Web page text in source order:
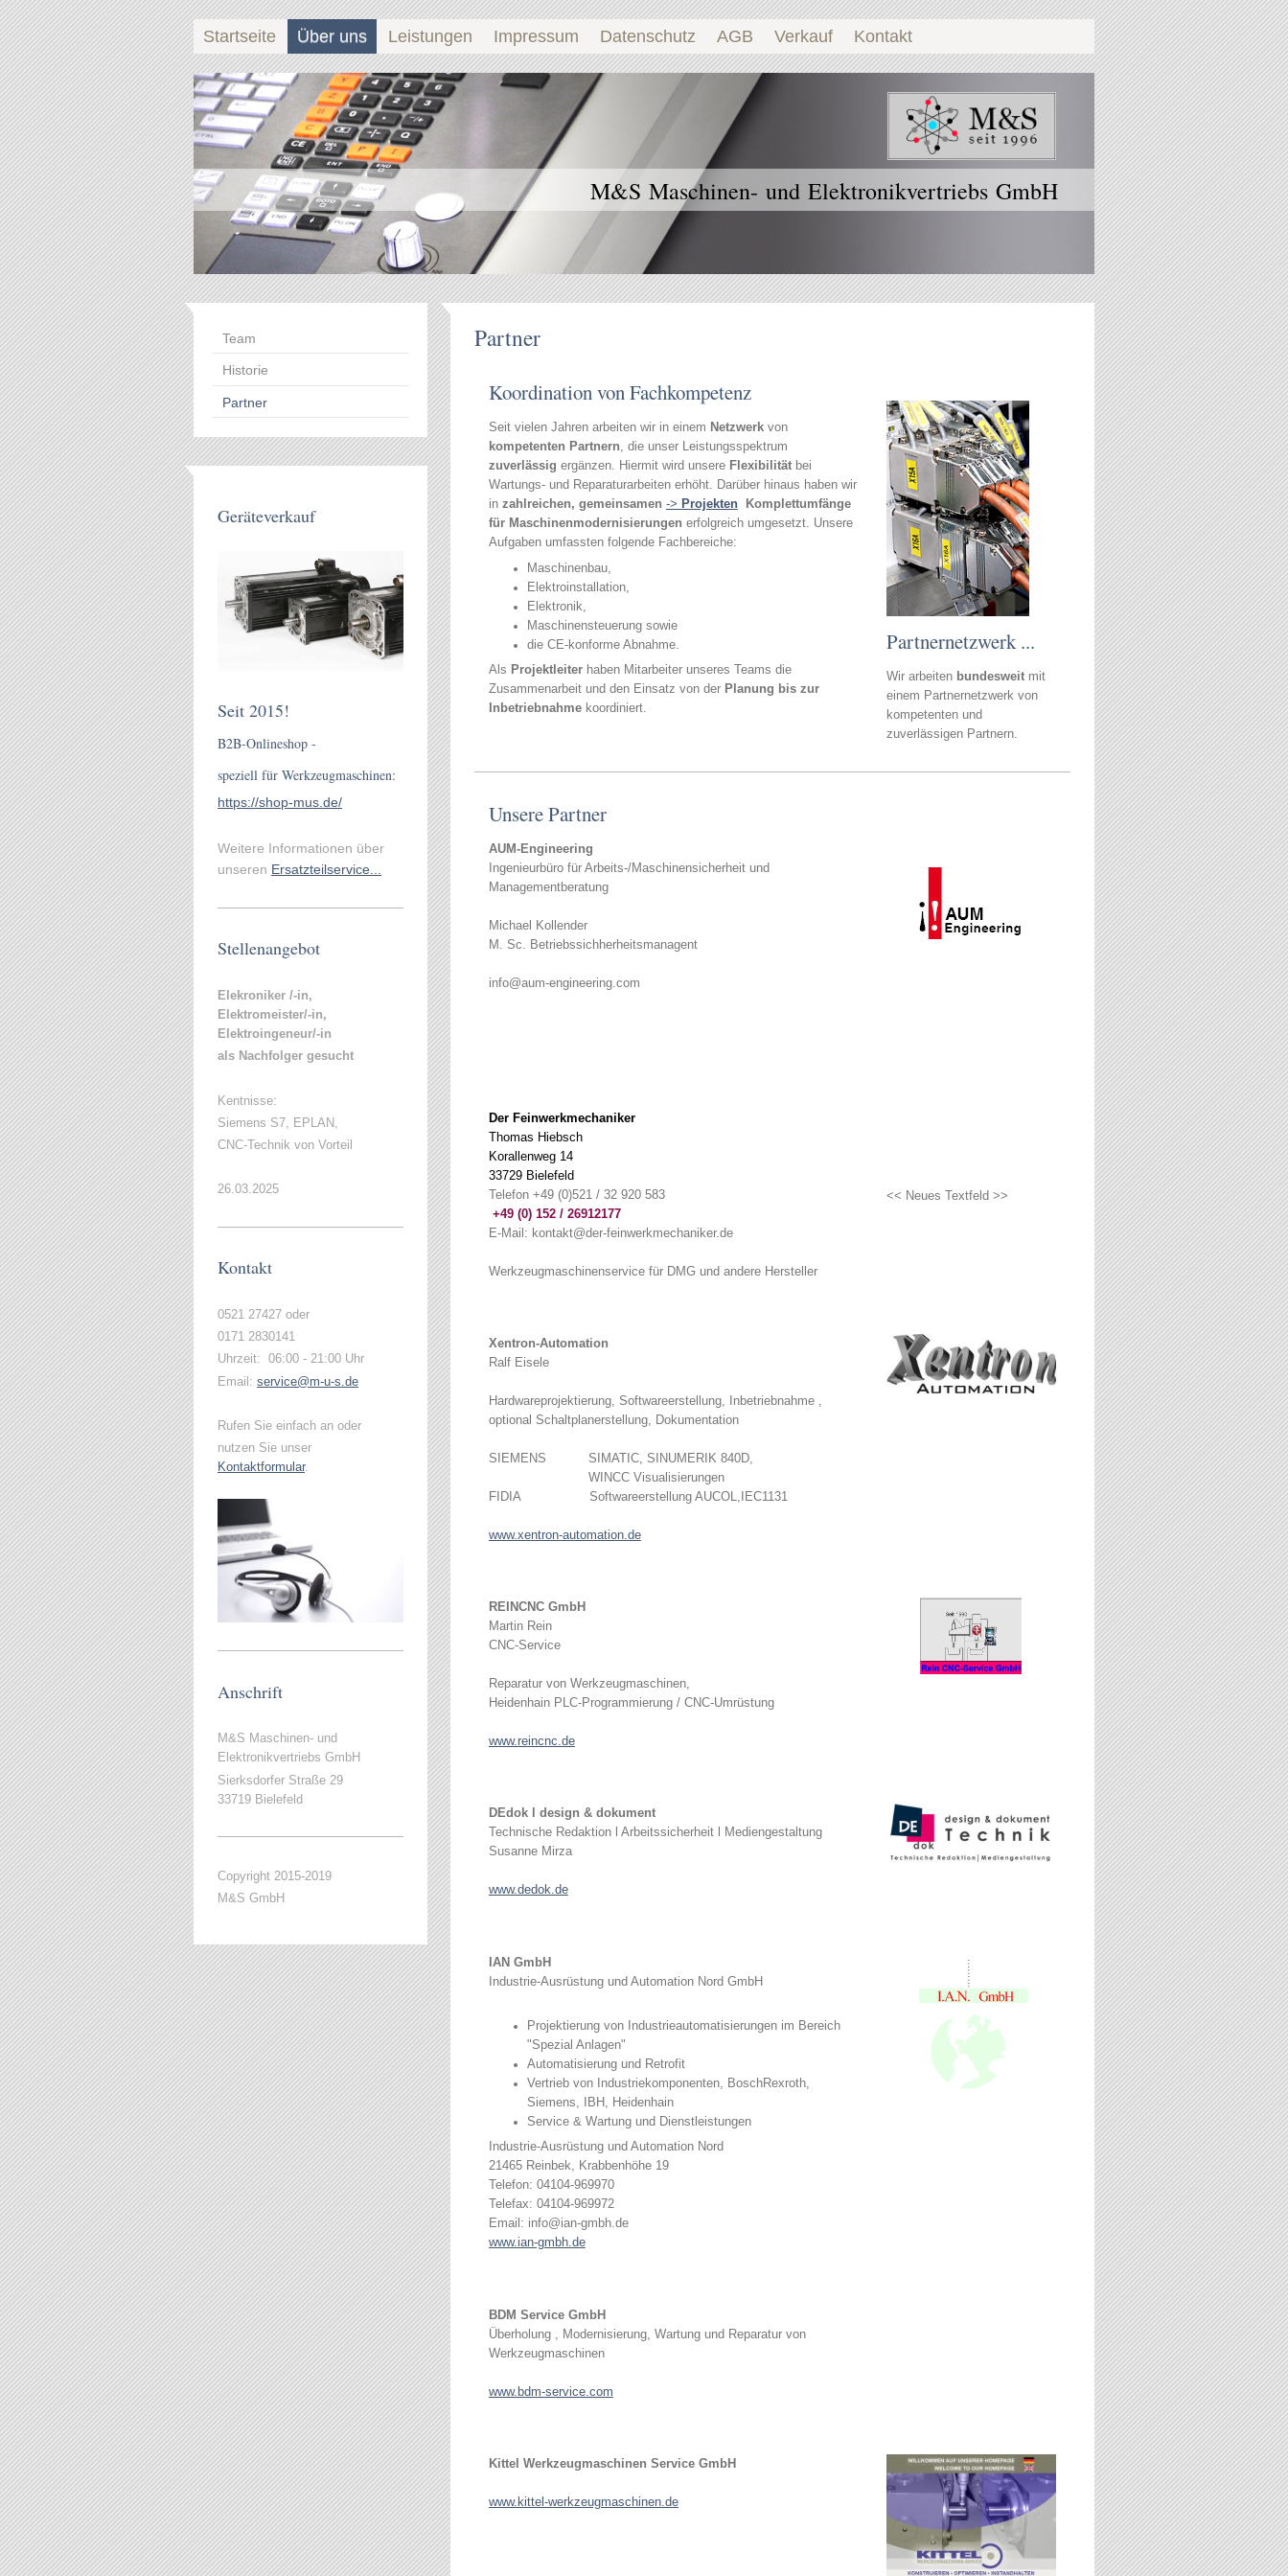
Startseite Über uns Leistungen Impressum Datenschutz AGB Verkauf Kontakt
M&S Maschinen- und Elektronikvertriebs GmbH
Partner
Koordination von Fachkompetenz
Seit vielen Jahren arbeiten wir in einem Netzwerkvon
kompetenten Partnern, die unser Leistungsspektrum
zuverlässig ergänzen. Hiermit wird unsere Flexibilitätbei
Wartungs- und Reparaturarbeiten erhöht. Darüber hinaus haben wir
in zahlreichen, gemeinsamen -> Projekten
Komplettumfänge
für Maschinenmodernisierungen erfolgreich umgesetzt. Unsere
Aufgaben umfassten folgende Fachbereiche:
Maschinenbau,
Elektroinstallation,
Elektronik,
Maschinensteuerung sowie
die CE-konforme Abnahme.
Als Projektleiterhaben Mitarbeiter unseres Teams die
Zusammenarbeit und den Einsatz von der Planung bis zur
Inbetriebnahmekoordiniert.
Partnernetzwerk ...
Wir arbeiten bundesweitmit
einem Partnernetzwerk von
kompetenten und
zuverlässigen Partnern.
Unsere Partner
AUM-Engineering
Ingenieurbüro für Arbeits-/Maschinensicherheit und
Managementberatung
Michael Kollender
M. Sc. Betriebssichherheitsmanagent
info@aum-engineering.com
Der Feinwerkmechaniker
Thomas Hiebsch
Korallenweg 14
33729 Bielefeld
Telefon +49 (0)521 / 32 920 583
+49 (0) 152 / 26912177
E-Mail: kontakt@der-feinwerkmechaniker.de
Werkzeugmaschinenservice für DMG und andere Hersteller
<< Neues Textfeld >>
Xentron-Automation
Ralf Eisele
Hardwareprojektierung, Softwareerstellung, Inbetriebnahme ,
optional Schaltplanerstellung, Dokumentation
SIEMENS SIMATIC, SINUMERIK 840D,
WINCC Visualisierungen
FIDIA Softwareerstellung AUCOL,IEC1131
www.xentron-automation.de
REINCNC GmbH
Martin Rein
CNC-Service
Reparatur von Werkzeugmaschinen,
Heidenhain PLC-Programmierung / CNC-Umrüstung
www.reincnc.de
DEdok l design & dokument
Technische Redaktion l Arbeitssicherheit l Mediengestaltung
Susanne Mirza
www.dedok.de
IAN GmbH
Industrie-Ausrüstung und Automation Nord GmbH
Projektierung von Industrieautomatisierungen im Bereich
"Spezial Anlagen"
Automatisierung und Retrofit
Vertrieb von Industriekomponenten, BoschRexroth,
Siemens, IBH, Heidenhain
Service & Wartung und Dienstleistungen
Industrie-Ausrüstung und Automation Nord
21465 Reinbek, Krabbenhöhe 19
Telefon: 04104-969970
Telefax: 04104-969972
Email: info@ian-gmbh.de
www.ian-gmbh.de
BDM Service GmbH
Überholung , Modernisierung, Wartung und Reparatur von
Werkzeugmaschinen
www.bdm-service.com
Kittel Werkzeugmaschinen Service GmbH
www.kittel-werkzeugmaschinen.de
Team
Historie
Partner
Geräteverkauf
Seit 2015!
B2B-Onlineshop -
speziell für Werkzeugmaschinen:
https://shop-mus.de/
Weitere Informationen über
unseren Ersatzteilservice...
Stellenangebot
Elekroniker /-in,
Elektromeister/-in,
Elektroingeneur/-in
als Nachfolger gesucht
Kentnisse:
Siemens S7, EPLAN,
CNC-Technik von Vorteil
26.03.2025
Kontakt
0521 27427 oder
0171 2830141
Uhrzeit:
06:00 - 21:00 Uhr
Email: service@m-u-s.de
Rufen Sie einfach an oder
nutzen Sie unser
Kontaktformular.
Anschrift
M&S Maschinen- und
Elektronikvertriebs GmbH
Sierksdorfer Straße 29
33719 Bielefeld
Copyright 2015-2019
M&S GmbH